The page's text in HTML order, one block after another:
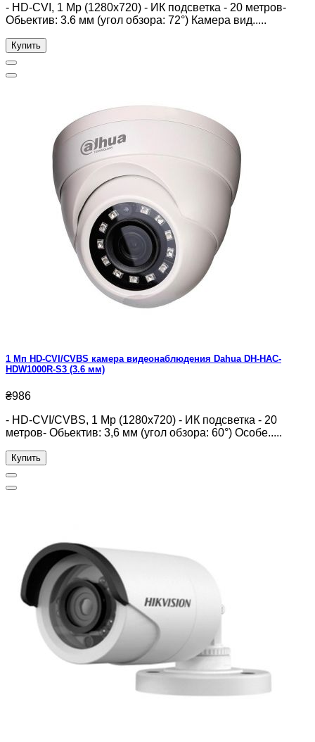
- HD-CVI, 1 Mp (1280x720) - ИК подсветка - 20 метров-
Обьектив: 3.6 мм (угол обзора: 72°) Камера вид.....
Купить
1 Мп HD-CVI/CVBS камера видеонаблюдения Dahua DH-HAC-
HDW1000R-S3 (3.6 мм)
₴986
- HD-CVI/CVBS, 1 Mp (1280x720) - ИК подсветка - 20
метров- Обьектив: 3,6 мм (угол обзора: 60°) Особе.....
Купить